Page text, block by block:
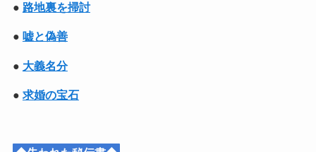
● 路地裏を掃討
● 嘘と偽善
● 大義名分
● 求婚の宝石